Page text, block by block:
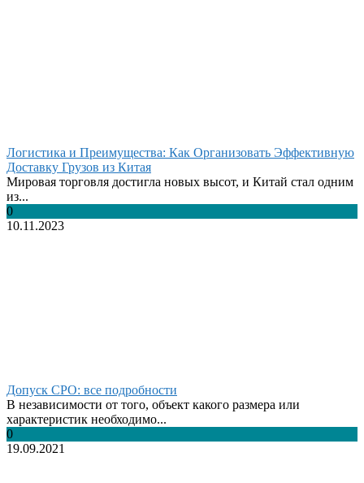
Логистика и Преимущества: Как Организовать Эффективную
Доставку Грузов из Китая
Мировая торговля достигла новых высот, и Китай стал одним
из...
0
10.11.2023
Допуск СРО: все подробности
В независимости от того, объект какого размера или
характеристик необходимо...
0
19.09.2021